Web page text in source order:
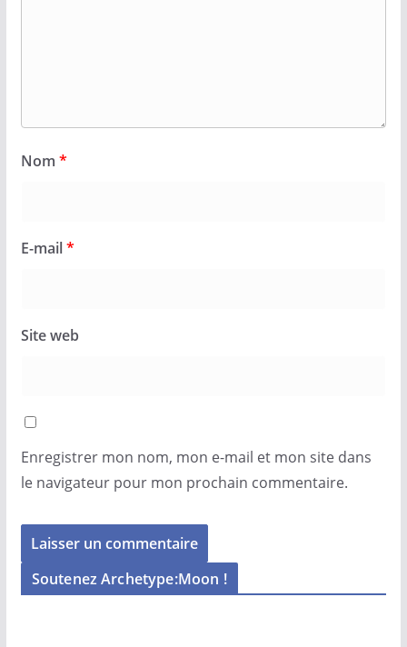
Nom *
E-mail*
Site web
Enregistrer mon nom, mon e-mail et mon site dans
le navigateur pour mon prochain commentaire.
Soutenez Archetype:Moon !